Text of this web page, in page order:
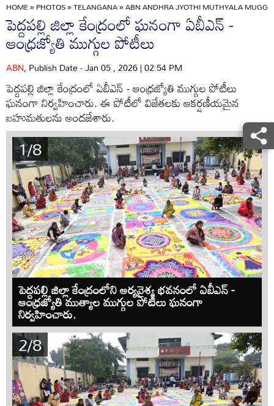
HOME»PHOTOS»TELANGANA»ABN ANDHRA JYOTHI MUTHYALA
పెద్దపల్లి జిల్లా కేంద్రంలో ఘనంగా ఏబీఎన్ -
ఆంధ్రజ్యోతి ముగ్గుల పోటీలు
ABN, Publish Date - Jan 05 , 2026 | 02:54 PM
పెద్దపల్లి జిల్లా కేంద్రంలో ఏబీఎన్ - ఆంధ్రజ్యోతి ముగ్గుల పోటీలు
ఘనంగా నిర్వహించారు. ఈ పోటీలో విజేతలకు ఆకర్షణీయమైన
బహుమతులను అందజేశారు.
1/8
పెద్దపల్లి జిల్లా కేంద్రంలోని ఆర్యవైశ్య భవనంలో ఏబీఎన్ -
ఆంధ్రజ్యోతి ముత్యాల ముగ్గుల పోటీలు ఘనంగా
నిర్వహించారు.
2/8